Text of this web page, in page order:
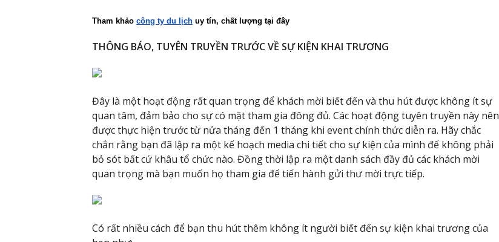
Tham khảo công ty du lịch uy tín, chất lượng tại đây
THÔNG BÁO, TUYÊN TRUYỀN TRƯỚC VỀ SỰ KIỆN KHAI TRƯƠNG
Đây là một hoạt động rất quan trọng để khách mời biết đến và thu hút được không ít sự
quan tâm, đảm bảo cho sự có mặt tham gia đông đủ. Các hoạt động tuyên truyền này nên
được thực hiện trước từ nửa tháng đến 1 tháng khi event chính thức diễn ra. Hãy chắc
chắn rằng bạn đã lập ra một kế hoạch media chi tiết cho sự kiện của mình để không phải
bỏ sót bất cứ khâu tổ chức nào. Đồng thời lập ra một danh sách đầy đủ các khách mời
quan trọng mà bạn muốn họ tham gia để tiến hành gửi thư mời trực tiếp.
Có rất nhiều cách để bạn thu hút thêm không ít người biết đến sự kiện khai trương của